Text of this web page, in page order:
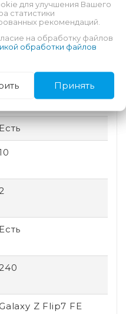
(LTE), 5G
Есть
Есть
Galaxy Z Flip7 FE
для улучшения Вашего
статистики
рекомендаций.
на обработку файлов
обработки файлов
Принять